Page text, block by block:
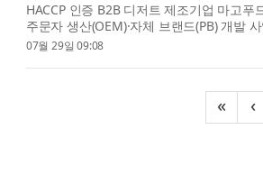
HACCP 인증 B2B 디저트 제조기업 마고
주문자 생산(OEM)·자체 브랜드(PB) 개발
문 대행’이 아니라 목표 단가와 물량·판매
07월 29일 09:08
« ‹